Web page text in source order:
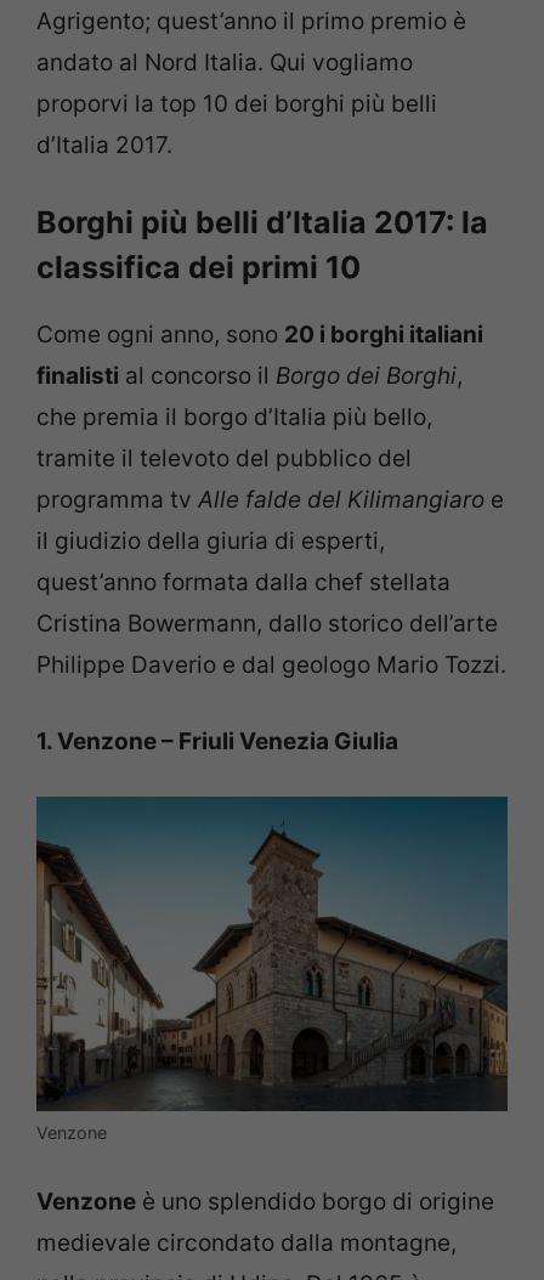
Agrigento; quest’anno il primo premio è
andato al Nord Italia. Qui vogliamo
proporvi la top 10 dei borghi più belli
d’Italia 2017.
Borghi più belli d’Italia 2017: la
classifica dei primi 10
Come ogni anno, sono 20 i borghi italiani
finalisti al concorso il Borgo dei Borghi,
che premia il borgo d’Italia più bello,
tramite il televoto del pubblico del
programma tv Alle falde del Kilimangiaro e
il giudizio della giuria di esperti,
quest’anno formata dalla chef stellata
Cristina Bowermann, dallo storico dell’arte
Philippe Daverio e dal geologo Mario Tozzi.
1. Venzone – Friuli Venezia Giulia
Venzone
Venzone è uno splendido borgo di origine
medievale circondato dalla montagne,